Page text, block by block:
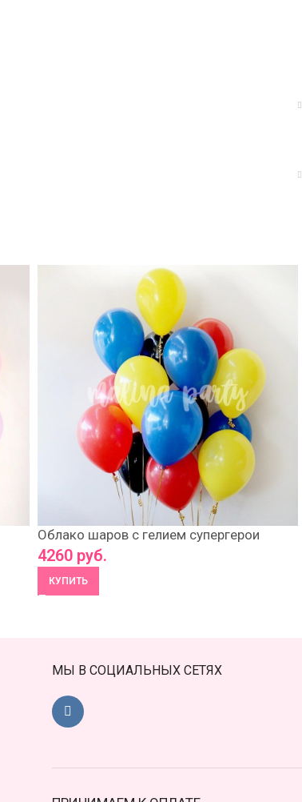
Облако шаров с гелием супергерои
4260 руб.
КУПИТЬ
МЫ В СОЦИАЛЬНЫХ СЕТЯХ